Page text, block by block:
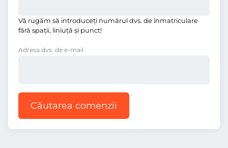
Vă rugăm să introduceţi numărul dvs. de înmatriculare
fără spații, liniuţă și punct!
Adresa dvs. de e-mail
Căutarea comenzii